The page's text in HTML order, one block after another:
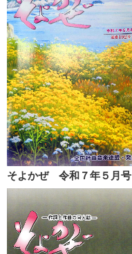
そよかぜ 令和７年５月号